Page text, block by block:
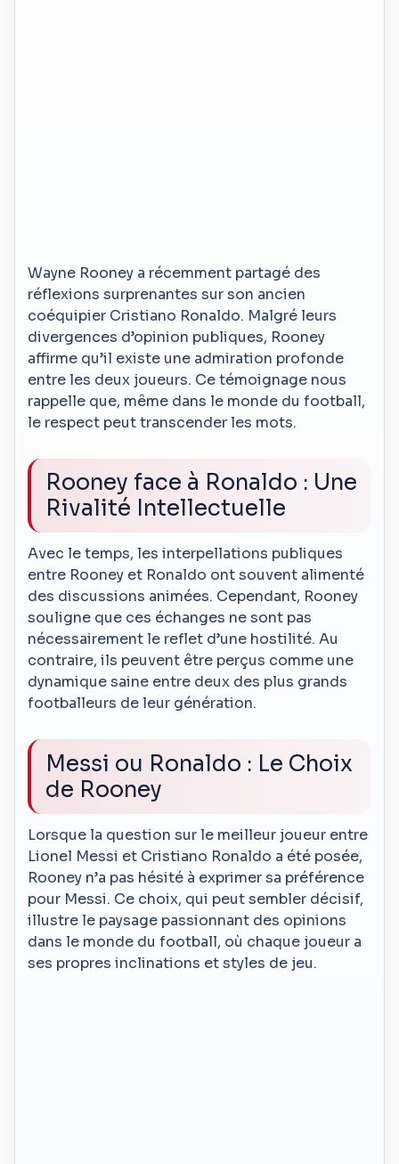
Wayne Rooney a récemment partagé des
réflexions surprenantes sur son ancien
coéquipier Cristiano Ronaldo. Malgré leurs
divergences d’opinion publiques, Rooney
affirme qu’il existe une admiration profonde
entre les deux joueurs. Ce témoignage nous
rappelle que, même dans le monde du football,
le respect peut transcender les mots.
Rooney face à Ronaldo : Une
Rivalité Intellectuelle
Avec le temps, les interpellations publiques
entre Rooney et Ronaldo ont souvent alimenté
des discussions animées. Cependant, Rooney
souligne que ces échanges ne sont pas
nécessairement le reflet d’une hostilité. Au
contraire, ils peuvent être perçus comme une
dynamique saine entre deux des plus grands
footballeurs de leur génération.
Messi ou Ronaldo : Le Choix
de Rooney
Lorsque la question sur le meilleur joueur entre
Lionel Messi et Cristiano Ronaldo a été posée,
Rooney n’a pas hésité à exprimer sa préférence
pour Messi. Ce choix, qui peut sembler décisif,
illustre le paysage passionnant des opinions
dans le monde du football, où chaque joueur a
ses propres inclinations et styles de jeu.